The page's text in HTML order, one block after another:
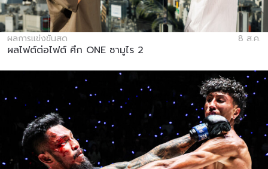
ผลการแข่งขันสด 8 ส.ค.
ผลไฟต์ต่อไฟต์ ศึก ONE ซามูไร 2